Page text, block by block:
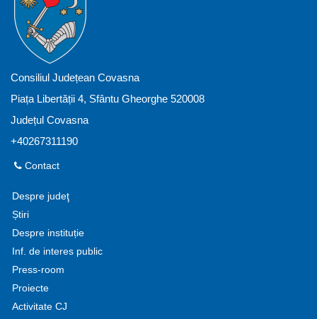
Consiliul Județean Covasna
Piața Libertății 4, Sfântu Gheorghe 520008
Județul Covasna
+40267311190
Contact
Despre judeţ
Știri
Despre instituție
Inf. de interes public
Press-room
Proiecte
Activitate CJ